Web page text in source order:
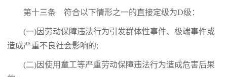
第十三条 符合以下情形之一的直接定级为D级：
(一)因劳动保障违法行为引发群体性事件、极端事件或
造成严重不良社会影响的;
(二)因使用童工等严重劳动保障违法行为造成危害后果